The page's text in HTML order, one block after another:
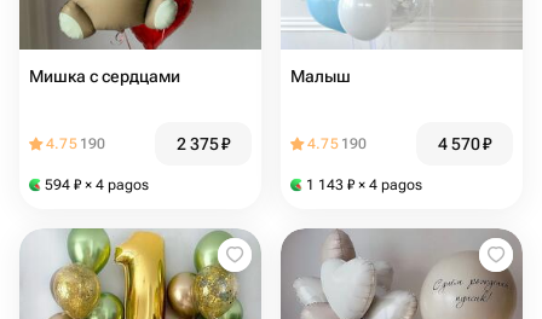
Мишка с сердцами
4.75 190 2 375₽
594 ₽ × 4 pagos
Малыш
4.75 190 4 570₽
1 143 ₽ × 4 pagos